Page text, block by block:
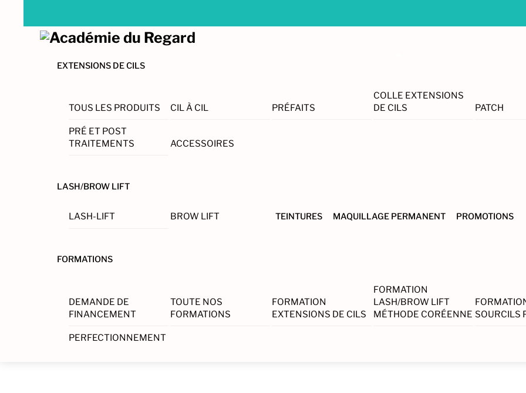
🛍️ Envoi rapide – Frais de port offert dès 150€
Menu
EXTENSIONS DE CILS
TOUS LES PRODUITS CIL À CIL PRÉFAITS
COLLE EXTENSIONS
DE CILS
PATCH
PRÉ ET POST
TRAITEMENTS
ACCESSOIRES
LASH/BROW LIFT
LASH-LIFT BROW LIFT TEINTURES MAQUILLAGE PERMANENT PROMOTIONS
FORMATIONS
DEMANDE DE
FINANCEMENT
TOUTE NOS
FORMATIONS
FORMATION
EXTENSIONS DE CILS
FORMATION
LASH/BROW LIFT
MÉTHODE CORÉENNE SOURCILS
PERFECTIONNEMENT